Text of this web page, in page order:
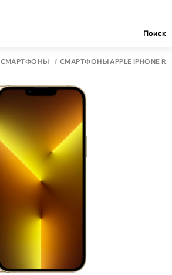
Поиск
СМАРТФОНЫ СМАРТФОНЫ APPLE IPHONE RA